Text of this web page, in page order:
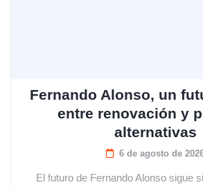
Fernando Alonso, un
entre renovación y
alternativas
6 de agosto de
El futuro de Fernando Alonso sigue